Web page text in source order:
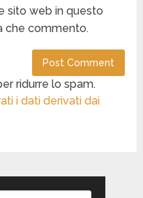
sito web in questo
che commento.
ridurre lo spam.
i dati derivati dai